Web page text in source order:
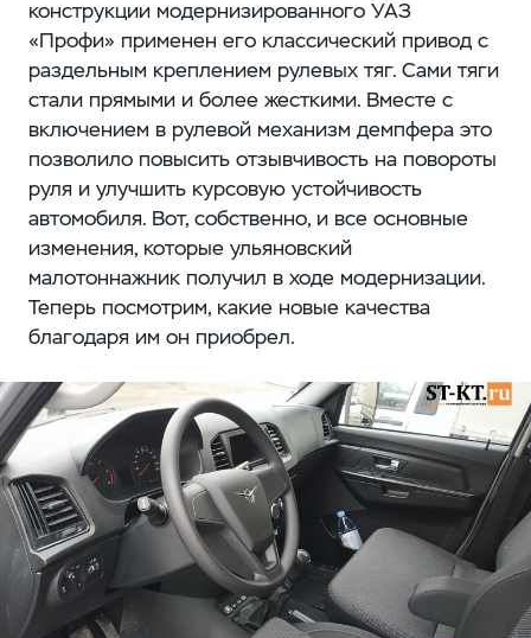
конструкции модернизированного УАЗ
«Профи» применен его классический привод с
раздельным креплением рулевых тяг. Сами тяги
стали прямыми и более жесткими. Вместе с
включением в рулевой механизм демпфера это
позволило повысить отзывчивость на повороты
руля и улучшить курсовую устойчивость
автомобиля. Вот, собственно, и все основные
изменения, которые ульяновский
малотоннажник получил в ходе модернизации.
Теперь посмотрим, какие новые качества
благодаря им он приобрел.